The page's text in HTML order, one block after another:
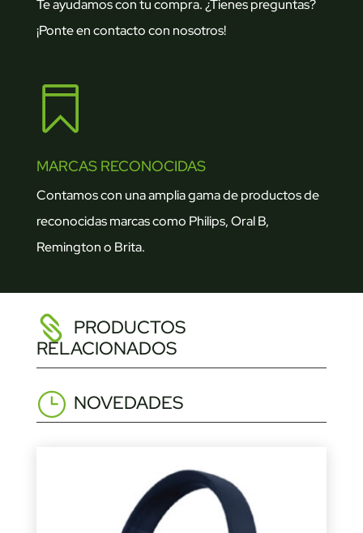
Te ayudamos con tu compra. ¿Tienes preguntas?
¡Ponte en contacto con nosotros!

MARCAS RECONOCIDAS
Contamos con una amplia gama de productos de
reconocidas marcas como Philips, Oral B,
Remington o Brita.
PRODUCTOS
RELACIONADOS
NOVEDADES